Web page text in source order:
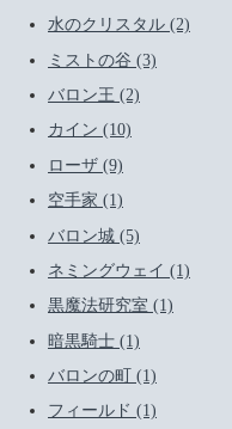
水のクリスタル (2)
ミストの谷 (3)
バロン王 (2)
カイン (10)
ローザ (9)
空手家 (1)
バロン城 (5)
ネミングウェイ (1)
黒魔法研究室 (1)
暗黒騎士 (1)
バロンの町 (1)
フィールド (1)